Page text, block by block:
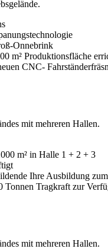
Onnebrink
m² Produktionsfläche
CNC-
m² in Halle 1 + 2 + 3
Ihre Ausbildung
Tonnen Tragkraft zur